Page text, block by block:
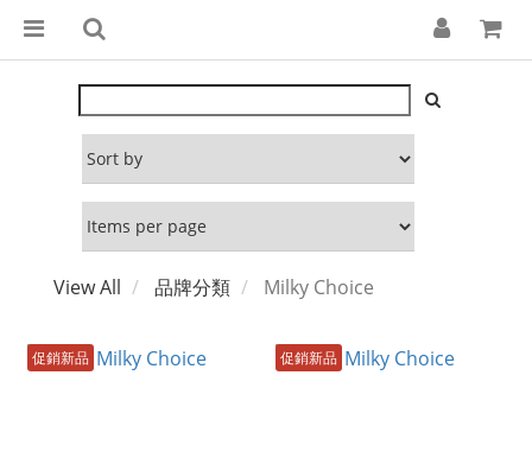
View All 品牌分類 Milky Choice
促銷新品 促銷新品